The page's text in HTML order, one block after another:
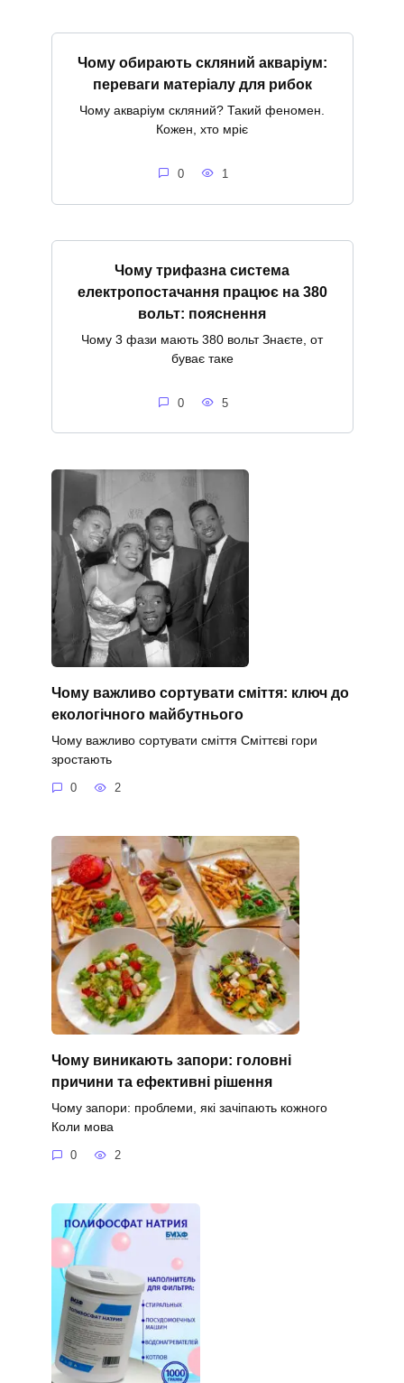
Чому обирають скляний акваріум:
переваги матеріалу для рибок
Чому акваріум скляний? Такий феномен.
Кожен, хто мріє
0 1
Чому трифазна система
електропостачання працює на 380
вольт: пояснення
Чому 3 фази мають 380 вольт Знаєте, от
буває таке
0 5
Чому важливо сортувати сміття: ключ до
екологічного майбутнього
Чому важливо сортувати сміття Сміттєві гори
зростають
0 2
Чому виникають запори: головні
причини та ефективні рішення
Чому запори: проблеми, які зачіпають кожного
Коли мова
0 2